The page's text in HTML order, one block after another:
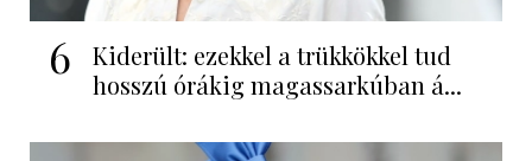
6
Kiderült: ezekkel a trükkökkel tud
hosszú órákig magassarkúban á...